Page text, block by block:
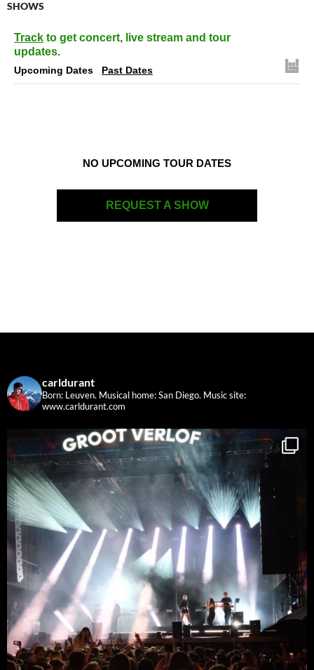
SHOWS
Track to get concert, live stream and tour
updates.
Upcoming Dates Past Dates
NO UPCOMING TOUR DATES
REQUEST A SHOW
carldurant
Born: Leuven. Musical home: San Diego. Music site:
www.carldurant.com